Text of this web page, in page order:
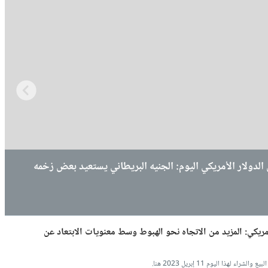
الأمريكي اليوم: الجنيه البريطاني يستعيد بعض زخمه
الأمريكي اليوم: الجنيه البريطاني يواصل الارتداد
الأمريكي اليوم: الجنيه البريطاني يرتفع مجدداً يوم
المزيد من الاتجاه نحو الهبوط وسط معنويات الابتعاد عن
اليوم 11 إبريل 2023 هنا.